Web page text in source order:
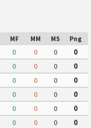
MF MM MS Png
0 0 0
0
0 0 0
0
0 0 0
0
0 0 0
0
0 0 0
0
0 0 0
0